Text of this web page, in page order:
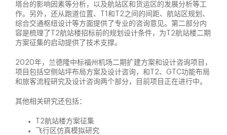
塔台的影响因素等分析，以及航站区和货运区的发展分析等工
作。另外，还从跑道位置、T1和T2之间的间距、航站区规划、
综合交通枢纽设计等方面提供了专业的咨询意见。第二部分内
容是梳理了T2航站楼招标前的规划设计条件，为T2航站楼二期
方案征集的启动提供了技术支撑。
2020年，兰德隆中标福州机场二期扩建方案和设计咨询项目，
项目包括空侧站坪布局方案及设计咨询，和T2、GTC功能布局
和旅客流程研究及设计咨询两个部分，目前项目正在进行中。
其他相关研究还包括：
T2航站楼方案征集
飞行区仿真模拟研究